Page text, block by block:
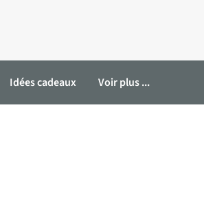
Idées cadeaux Voir plus ...